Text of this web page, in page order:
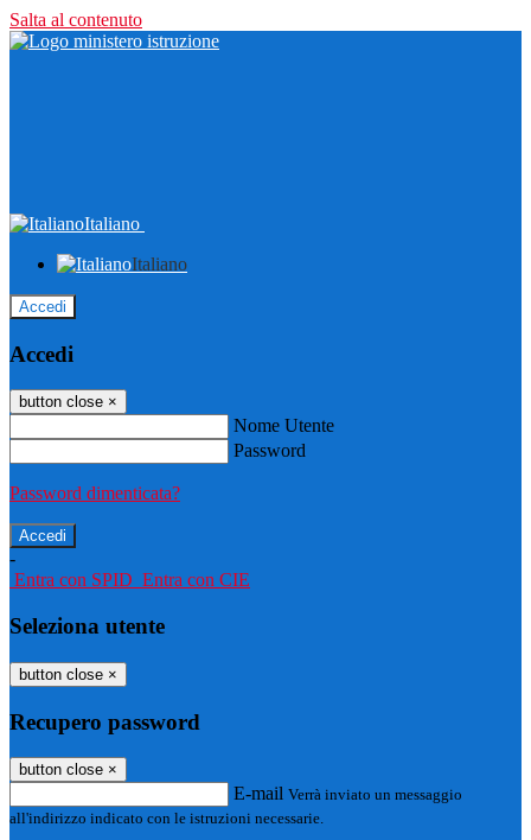
Salta al contenuto
Italiano
Italiano
Accedi
Accedi
button close ×
Nome Utente
Password
Password dimenticata?
-
Entra con SPID Entra con CIE
Seleziona utente
button close ×
Recupero password
button close ×
E-mail Verrà inviato un messaggio
all'indirizzo indicato con le istruzioni necessarie.